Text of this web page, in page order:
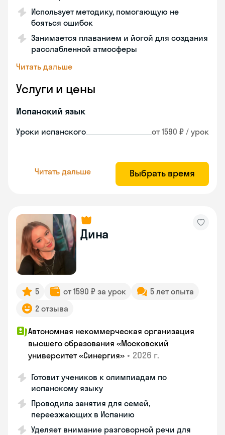
Использует методику, помогающую не
бояться ошибок
Занимается плаванием и йогой для создания
расслабленной атмосферы
Читать дальше
Услуги и цены
Испанский язык
Уроки испанского от 1590 ₽ / урок
Читать дальше Выбрать время
Дина
5 от 1590 ₽ за урок
5 лет опыта
2 отзыва
Автономная некоммерческая организация
высшего образования «Московский
университет «Синергия» • 2026 г.
Готовит учеников к олимпиадам по
испанскому языку
Проводила занятия для семей,
переезжающих в Испанию
Уделяет внимание разговорной речи для